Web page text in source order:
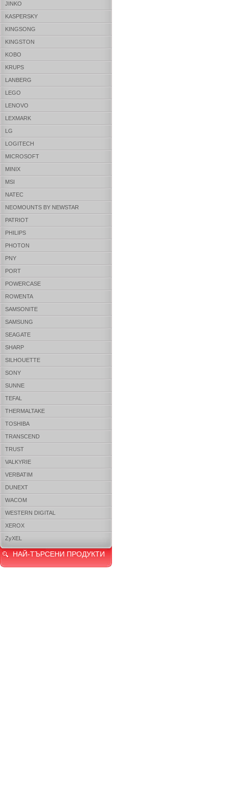
JINKO
KASPERSKY
KINGSONG
KINGSTON
KOBO
KRUPS
LANBERG
LEGO
LENOVO
LEXMARK
LG
LOGITECH
MICROSOFT
MINIX
MSI
NATEC
NEOMOUNTS BY NEWSTAR
PATRIOT
PHILIPS
PHOTON
PNY
PORT
POWERCASE
ROWENTA
SAMSONITE
SAMSUNG
SEAGATE
SHARP
SILHOUETTE
SONY
SUNNE
TEFAL
THERMALTAKE
TOSHIBA
TRANSCEND
TRUST
VALKYRIE
VERBATIM
DUNEXT
WACOM
WESTERN DIGITAL
XEROX
ZyXEL
НАЙ-ТЪРСЕНИ ПРОДУКТИ